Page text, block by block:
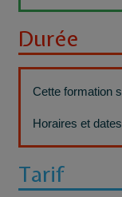
Durée
Cette formation
Horaires et
Tarif